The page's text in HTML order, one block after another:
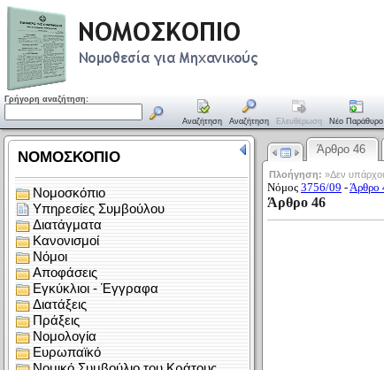
Γρήγορη αναζήτηση:
Αναζήτηση Αναζήτηση Ελευθέρωση Νέο Παράθυρο
Άρθρο 46